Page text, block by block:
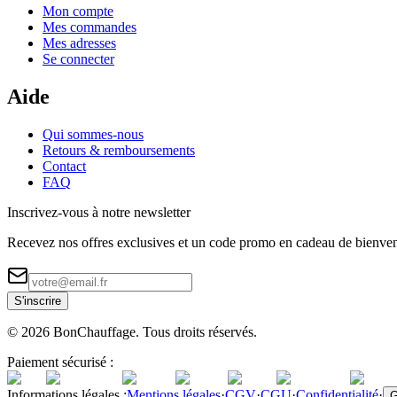
Mon compte
Mes commandes
Mes adresses
Se connecter
Aide
Qui sommes-nous
Retours & remboursements
Contact
FAQ
Inscrivez-vous à notre newsletter
Recevez nos offres exclusives et un code promo en cadeau de
S'inscrire
© 2026 BonChauffage. Tous droits réservés.
Paiement sécurisé :